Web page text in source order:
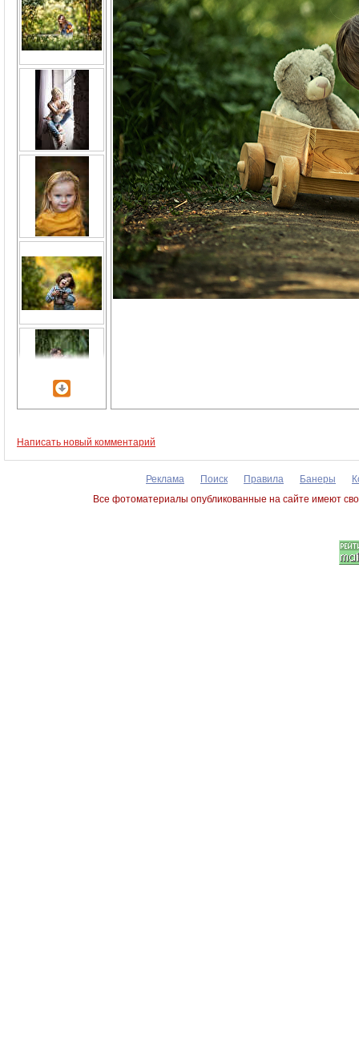
Написать новый комментарий
Реклама Поиск Правила Банеры
Все фотоматериалы опубликованные на сайте имеют